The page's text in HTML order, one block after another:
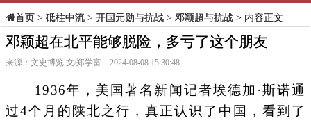
首页> 砥柱中流> 开国元勋与抗战> 邓颖超与抗战> 内容正文
邓颖超在北平能够脱险，多亏了这个朋友
来源：文史博览 文/郑学富 2024-08-08 15:30:48
1936年，美国著名新闻记者埃德加·斯诺通
过4个月的陕北之行，真正认识了中国，看到了